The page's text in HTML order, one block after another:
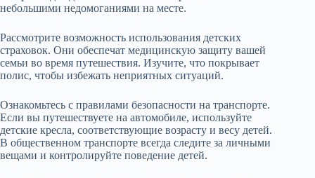
небольшими недомоганиями на месте.
Рассмотрите возможность использования детских
страховок. Они обеспечат медицинскую защиту вашей
семьи во время путешествия. Изучите, что покрывает
полис, чтобы избежать неприятных ситуаций.
Ознакомьтесь с правилами безопасности на транспорте.
Если вы путешествуете на автомобиле, используйте
детские кресла, соответствующие возрасту и весу детей.
В общественном транспорте всегда следите за личными
вещами и контролируйте поведение детей.